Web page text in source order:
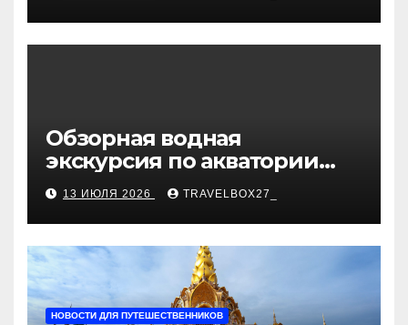
Обзорная водная
экскурсия по акватории
бухты Песчаная
13 ИЮЛЯ 2026 TRAVELBOX27_
НОВОСТИ ДЛЯ ПУТЕШЕСТВЕННИКОВ